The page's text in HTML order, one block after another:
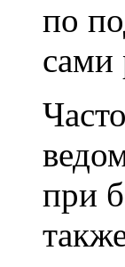
по
сами
при